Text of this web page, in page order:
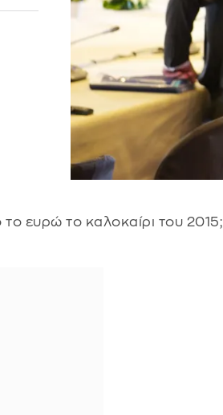
ευρώ το καλοκαίρι του 2015;